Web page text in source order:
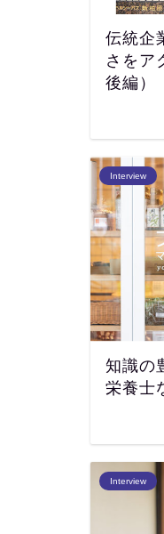
伝統企
さをア
後編）
Interview
知識の
栄養士
Interview